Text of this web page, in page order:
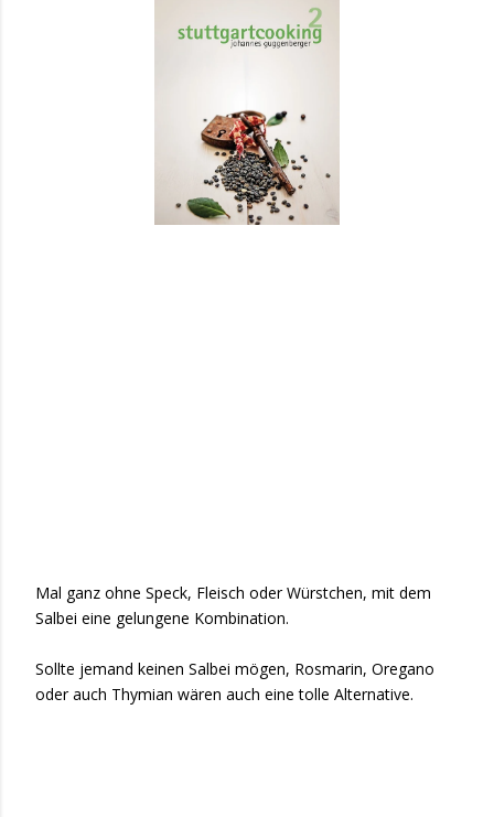
Mal ganz ohne Speck, Fleisch oder Würstchen, mit dem
Salbei eine gelungene Kombination.
Sollte jemand keinen Salbei mögen, Rosmarin, Oregano
oder auch Thymian wären auch eine tolle Alternative.